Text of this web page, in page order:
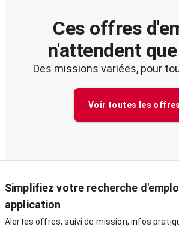
Ces offres
n'attendent
Des missions variées, pour
Voir toutes les offres
Simplifiez votre recherche
application
Alertes offres, suivi de mission, infos